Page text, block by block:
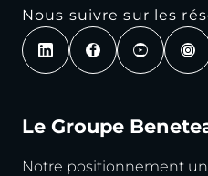
Nous suivre sur les
Le Groupe
Notre positionnement